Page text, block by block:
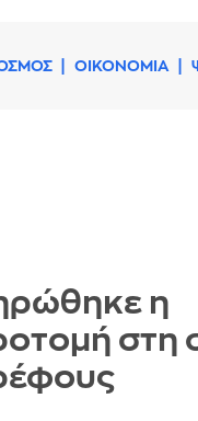
ΟΙΚΟΝΟΜΙΑ
η
στη